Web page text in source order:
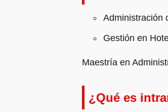
Administración
Gestión en
Maestría en
¿Qué es